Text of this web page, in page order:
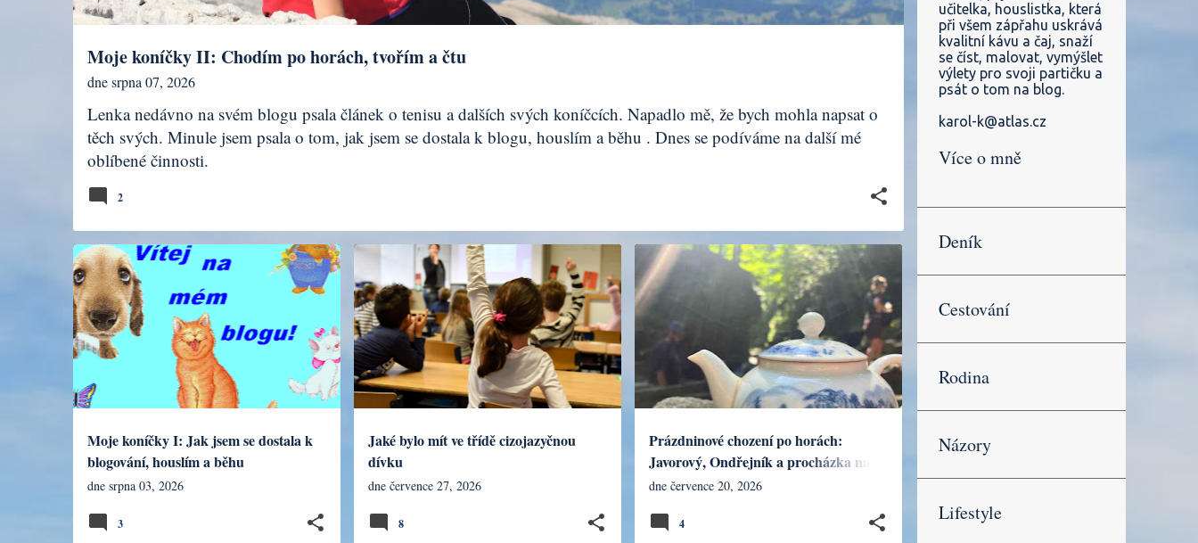
y
Moje koníčky II: Chodím po horách, tvořím a čtu
dnesrpna 07, 2026
Lenka nedávno na svém blogu psala článek o tenisu a dalších svých koníčcích. Napadlo mě, že bych mohla napsat o
těch svých. Minule jsem psala o tom, jak jsem se dostala k blogu, houslím a běhu . Dnes se podíváme na další mé
oblíbené činnosti.
2
Moje koníčky I: Jak jsem se dostala k
blogování, houslím a běhu
dne srpna 03, 2026
DENÍK
3
Jaké bylo mít ve třídě cizojazyčnou
dívku
dne července 27, 2026
UČITELSTVÍ
8
Prázdninové chození po horách:
Javorový, Ondřejník a procházka na
Ostravici a čajování u Satinského
dne července 20, 2026
BESKYDSKÁ TERAPIE DENÍK HORY
4
učitelka, houslistka, která
při všem zápřahu uskrává
kvalitní kávu a čaj, snaží
se číst, malovat, vymýšlet
výlety pro svoji partičku a
psát o tom na blog.
karol-k@atlas.cz
Více o mně
Deník
Cestování
Rodina
Názory
Lifestyle